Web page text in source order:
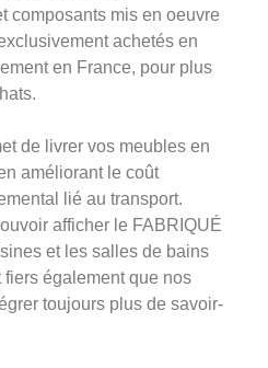
composants mis en oeuvre
achetés en
en France, pour plus
de livrer vos meubles en
améliorant le coût
lié au transport.
afficher le FABRIQUÉ
et les salles de bains
également que nos
toujours plus de savoir-